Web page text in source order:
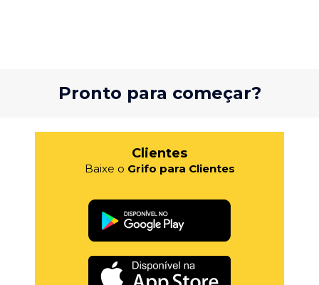
Pronto para começar?
Clientes
Baixe o Grifo para Clientes